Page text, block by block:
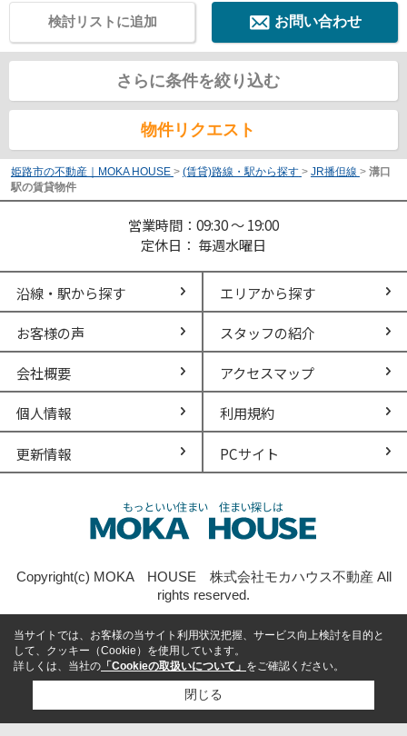
お問い合わせ
検討リストに追加
さらに条件を絞り込む
物件リクエスト
姫路市の不動産｜MOKA HOUSE > (賃貸)路線・駅から探す > JR播但線 > 溝口
駅の賃貸物件
営業時間：09:30 ～ 19:00
定休日： 毎週水曜日
沿線・駅から探す エリアから探す
お客様の声 スタッフの紹介
会社概要 アクセスマップ
個人情報 利用規約
更新情報 PCサイト
Copyright(c) MOKA HOUSE 株式会社モカハウス不動産 All
rights reserved.
当サイトでは、お客様の当サイト利用状況把握、サービス向上検討を目的と
して、クッキー（Cookie）を使用しています。
詳しくは、当社の 「Cookieの取扱いについて」 をご確認ください。
閉じる